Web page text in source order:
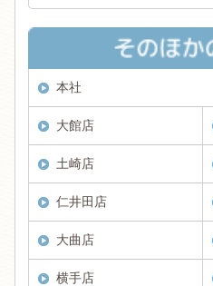
本社
大館店
土崎店
仁井田店
大曲店
横手店